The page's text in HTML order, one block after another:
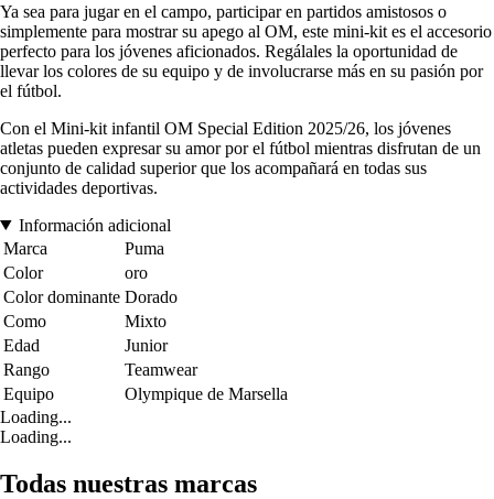
Ya sea para jugar en el campo, participar en partidos amistosos o
simplemente para mostrar su apego al OM, este mini-kit es el accesorio
perfecto para los jóvenes aficionados. Regálales la oportunidad de
llevar los colores de su equipo y de involucrarse más en su pasión por
el fútbol.
Con el Mini-kit infantil OM Special Edition 2025/26, los jóvenes
atletas pueden expresar su amor por el fútbol mientras disfrutan de un
conjunto de calidad superior que los acompañará en todas sus
actividades deportivas.
Información adicional
Marca
Puma
Color
oro
Color dominante Dorado
Como
Mixto
Edad
Junior
Rango
Teamwear
Equipo
Olympique de Marsella
Loading...
Loading...
Todas nuestras marcas